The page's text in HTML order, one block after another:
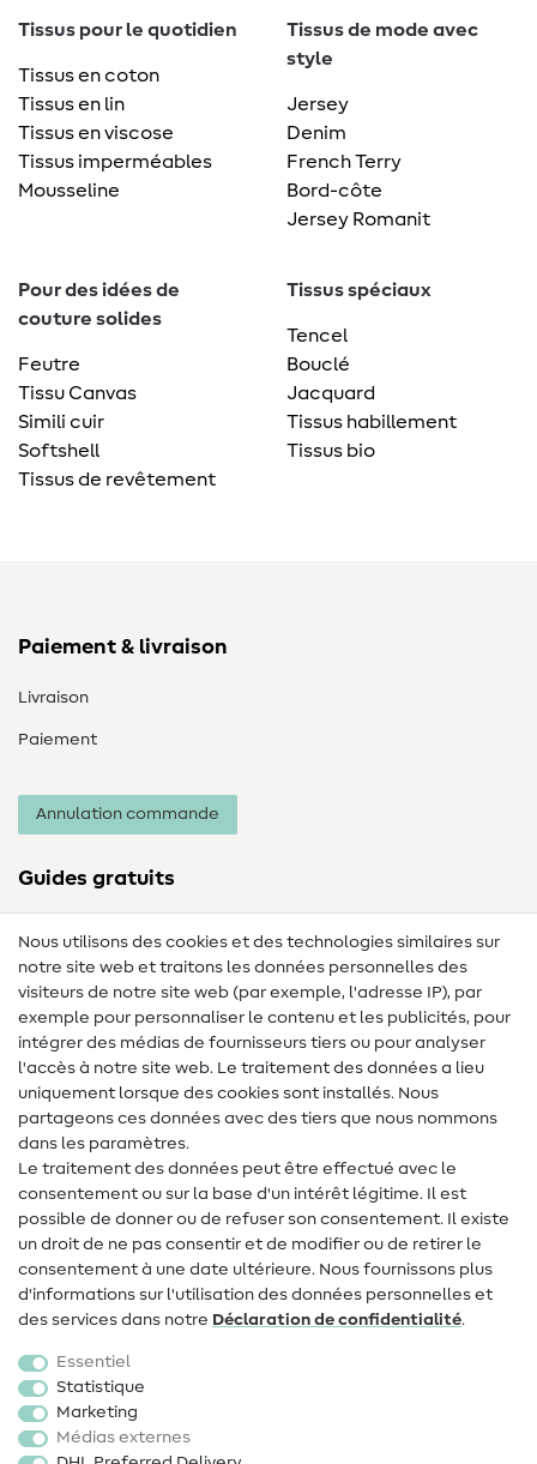
Tissus pour le quotidien
Tissus en coton
Tissus en lin
Tissus en viscose
Tissus imperméables
Mousseline
Tissus de mode avec
style
Jersey
Denim
French Terry
Bord-côte
Jersey Romanit
Pour des idées de
couture solides
Feutre
Tissu Canvas
Simili cuir
Softshell
Tissus de revêtement
Tissus spéciaux
Tencel
Bouclé
Jacquard
Tissus habillement
Tissus bio
Paiement & livraison
Livraison
Paiement
Annulation commande
Guides gratuits
Lexique de couture
Tutos de couture
Aide & contact
Contact
Changement de propriétaire
FAQ
Droit de rétractation
Populaire
Accessoires de couture
Promotions
Nous utilisons des cookies et des technologies similaires sur
notre site web et traitons les données personnelles des
visiteurs de notre site web (par exemple, l'adresse IP), par
exemple pour personnaliser le contenu et les publicités, pour
intégrer des médias de fournisseurs tiers ou pour analyser
l'accès à notre site web. Le traitement des données a lieu
uniquement lorsque des cookies sont installés. Nous
partageons ces données avec des tiers que nous nommons
dans les paramètres.
Le traitement des données peut être effectué avec le
consentement ou sur la base d'un intérêt légitime. Il est
possible de donner ou de refuser son consentement. Il existe
un droit de ne pas consentir et de modifier ou de retirer le
consentement à une date ultérieure. Nous fournissons plus
d'informations sur l'utilisation des données personnelles et
des services dans notre Déclaration de confidentialité.
Essentiel
Statistique
Marketing
Médias externes